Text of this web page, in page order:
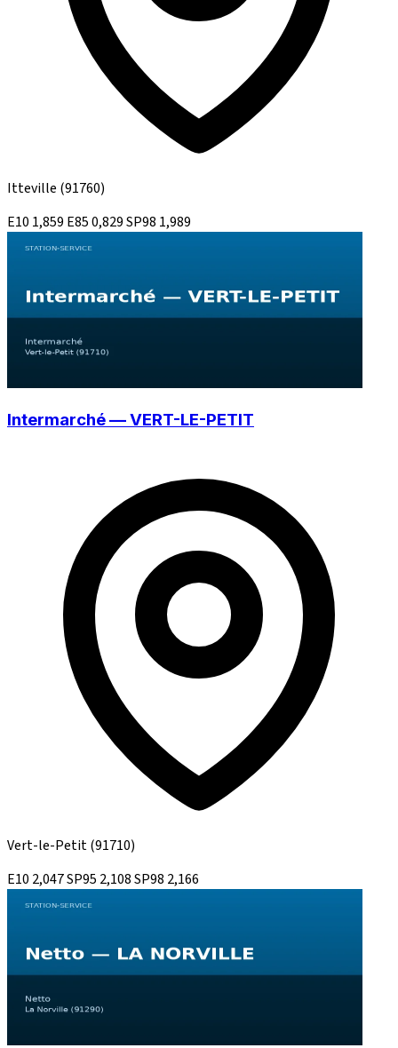
Itteville (91760)
E10 1,859 E850,829SP98 1,989
Intermarché — VERT-LE-PETIT
Vert-le-Petit(91710)
E10 2,047SP95 2,108SP98 2,166